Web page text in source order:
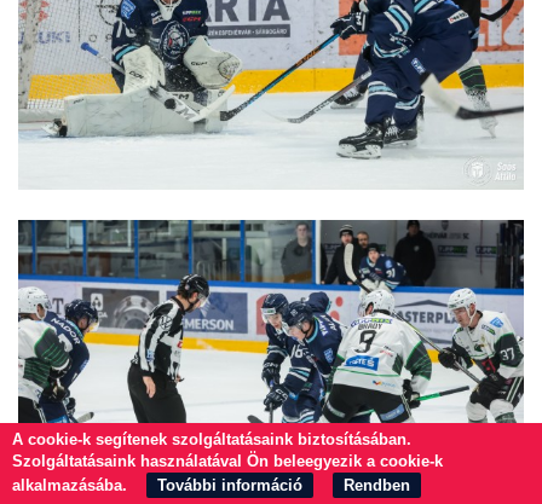
A cookie-k segítenek szolgáltatásaink biztosításában.
Szolgáltatásaink használatával Ön beleegyezik a cookie-k
alkalmazásába.
További információ Rendben